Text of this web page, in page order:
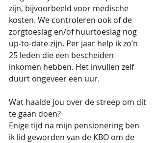
zijn, bijvoorbeeld voor medische
kosten. We controleren ook of de
zorgtoeslag en/of huurtoeslag nog
up-to-date zijn. Per jaar help ik zo’n
25 leden die een bescheiden
inkomen hebben. Het invullen zelf
duurt ongeveer een uur.
Wat haalde jou over de streep om dit
te gaan doen?
Enige tijd na mijn pensionering ben
ik lid geworden van de KBO om de